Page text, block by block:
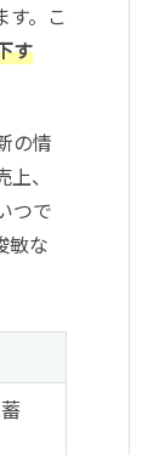
す。こ
す
の情
、
つで
敏な